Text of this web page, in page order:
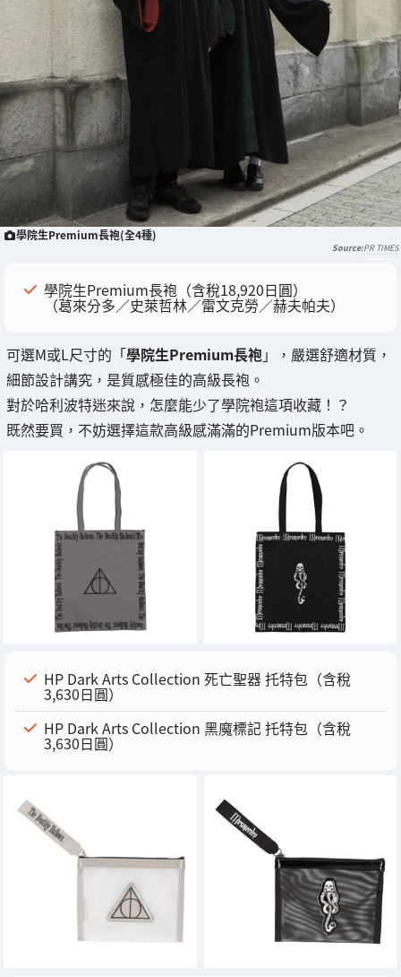
學院生Premium長袍(全4種)
PR TIMES
學院生Premium長袍（含稅18,920日圓）
（葛來分多／史萊哲林／雷文克勞／赫夫帕夫）
可選M或L尺寸的「學院生Premium長袍」，嚴選舒適材質，
細節設計講究，是質感極佳的高級長袍。
對於哈利波特迷來說，怎麼能少了學院袍這項收藏！？
既然要買，不妨選擇這款高級感滿滿的Premium版本吧。
HP Dark Arts Collection 死亡聖器 托特包（含稅
3,630日圓）
HP Dark Arts Collection 黑魔標記 托特包（含稅
3,630日圓）